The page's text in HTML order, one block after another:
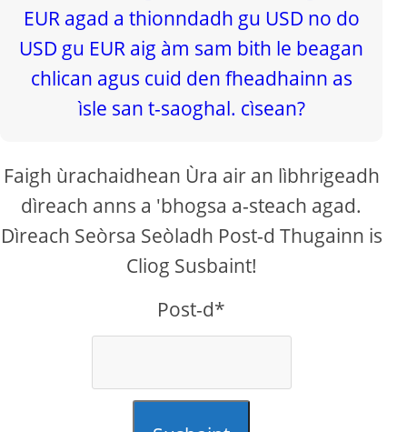
Faigh ùrachaidhean Ùra air an lìbhrigeadh
dìreach anns a 'bhogsa a-steach agad.
Dìreach Seòrsa Seòladh Post-d Thugainn is
Cliog Susbaint!
Post-d*